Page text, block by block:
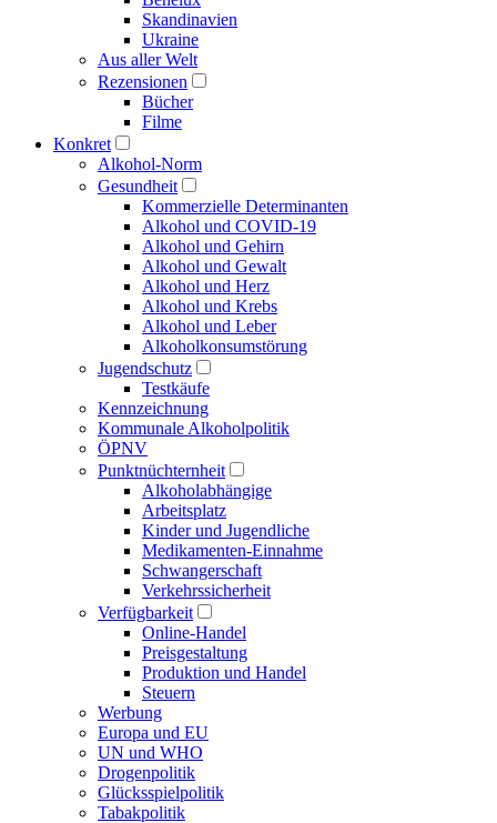
Skandinavien
Ukraine
Aus aller Welt
Rezensionen
Bücher
Filme
Konkret
Alkohol-Norm
Gesundheit
Kommerzielle Determinanten
Alkohol und COVID-19
Alkohol und Gehirn
Alkohol und Gewalt
Alkohol und Herz
Alkohol und Krebs
Alkohol und Leber
Alkoholkonsumstörung
Jugendschutz
Testkäufe
Kennzeichnung
Kommunale Alkoholpolitik
ÖPNV
Punktnüchternheit
Alkoholabhängige
Arbeitsplatz
Kinder und Jugendliche
Medikamenten-Einnahme
Schwangerschaft
Verkehrssicherheit
Verfügbarkeit
Online-Handel
Preisgestaltung
Produktion und Handel
Steuern
Werbung
Europa und EU
UN und WHO
Drogenpolitik
Glücksspielpolitik
Tabakpolitik